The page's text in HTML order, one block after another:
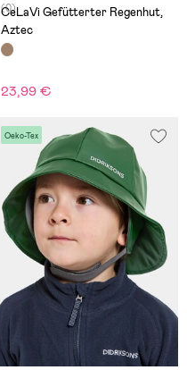
(0)
CeLaVi Gefütterter Regenhut,
Aztec
23,99 €
Oeko-Tex